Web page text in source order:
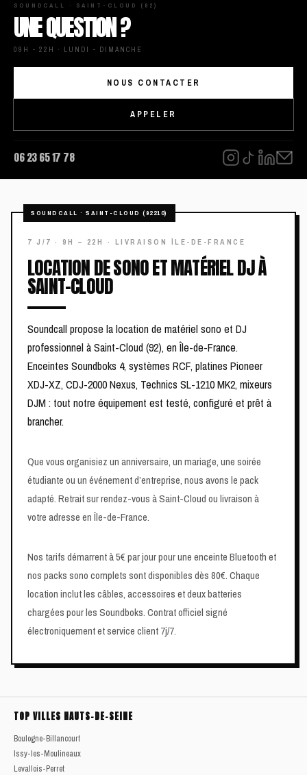
SOUNDCALL · SAINT-CLOUD (92)
UNE QUESTION ?
09H - 22H · LUNDI - DIMANCHE
NOUS CONTACTER
APPELER
06 23 65 17 78
LOCATION DE SONO ET MATÉRIEL DJ À
SAINT-CLOUD
Soundcall propose la location de matériel sono et DJ
professionnel à Saint-Cloud (92), en Île-de-France.
Enceintes Soundboks 4, systèmes RCF, platines Pioneer
XDJ-XZ, CDJ-2000 Nexus, Technics SL-1210 MK2, mixeurs
DJM : tout notre équipement est testé, configuré et prêt à
brancher.
Que vous organisiez un anniversaire, un mariage, une soirée
étudiante ou un événement d’entreprise, nous avons le pack
adapté. Retrait sur rendez-vous à Saint-Cloud ou livraison à
votre adresse en Île-de-France.
Nos tarifs démarrent à 5€ par jour pour une enceinte Bluetooth et
nos packs sono complets sont disponibles dès 80€. Chaque
location inclut les câbles, accessoires et deux batteries
chargées pour les Soundboks. Contrat officiel signé
électroniquement et service client 7j/7.
TOP VILLES HAUTS-DE-SEINE
Boulogne-Billancourt
Issy-les-Moulineaux
Levallois-Perret